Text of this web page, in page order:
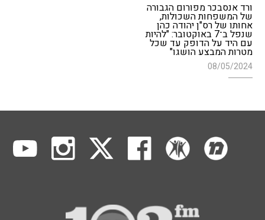
ורד אנסבכר מפורום הגבורה
של המשפחות השכולות,
אחותו של רס"ן יהודה כהן
שנפל ב־7 באוקטובר: "להיות
עם היד על הדופק עד שכל
מטרות המבצע הושגו"
08/05/2024